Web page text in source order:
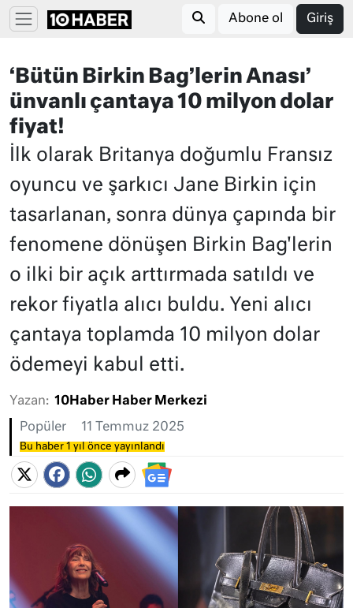
Abone ol Giriş
‘Bütün Birkin Bag’lerin Anası’
ünvanlı çantaya 10 milyon dolar
fiyat!
İlk olarak Britanya doğumlu Fransız
oyuncu ve şarkıcı Jane Birkin için
tasarlanan, sonra dünya çapında bir
fenomene dönüşen Birkin Bag'lerin
o ilki bir açık arttırmada satıldı ve
rekor fiyatla alıcı buldu. Yeni alıcı
çantaya toplamda 10 milyon dolar
ödemeyi kabul etti.
Yazan: 10Haber Haber Merkezi
Popüler 11 Temmuz 2025
Bu haber 1 yıl önce yayınlandı